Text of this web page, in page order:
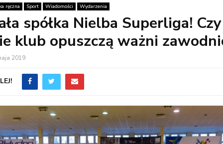
ręczna Sport Wiadomości Wydarzenia
spółka Nielba Superliga!
klub opuszczą ważni
2019